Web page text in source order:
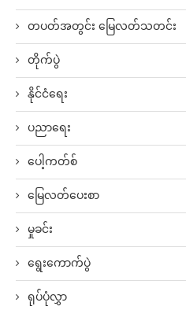
တပတ်အတွင်း မြေလတ်သတင်း
တိုက်ပွဲ
နိုင်ငံရေး
ပညာရေး
ပေါ့ကတ်စ်
မြေလတ်ပေးစာ
မှုခင်း
ရွေးကောက်ပွဲ
ရုပ်ပုံလွှာ